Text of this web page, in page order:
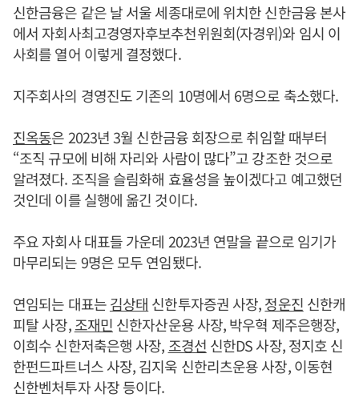
신한금융은 같은 날 서울 세종대로에 위치한 신한금융 본사
에서 자회사최고경영자후보추천위원회(자경위)와 임시 이
사회를 열어 이렇게 결정했다.
지주회사의 경영진도 기존의 10명에서 6명으로 축소했다.
진옥동은 2023년 3월 신한금융 회장으로 취임할 때부터
“조직 규모에 비해 자리와 사람이 많다”고 강조한 것으로
알려졌다. 조직을 슬림화해 효율성을 높이겠다고 예고했던
것인데 이를 실행에 옮긴 것이다.
주요 자회사 대표들 가운데 2023년 연말을 끝으로 임기가
마무리되는 9명은 모두 연임됐다.
연임되는 대표는김상태 신한투자증권 사장,정운진 신한캐
피탈 사장,조재민 신한자산운용 사장, 박우혁 제주은행장,
이희수 신한저축은행 사장, 조경선 신한DS 사장, 정지호 신
한펀드파트너스 사장, 김지욱 신한리츠운용 사장, 이동현
신한벤처투자 사장 등이다.